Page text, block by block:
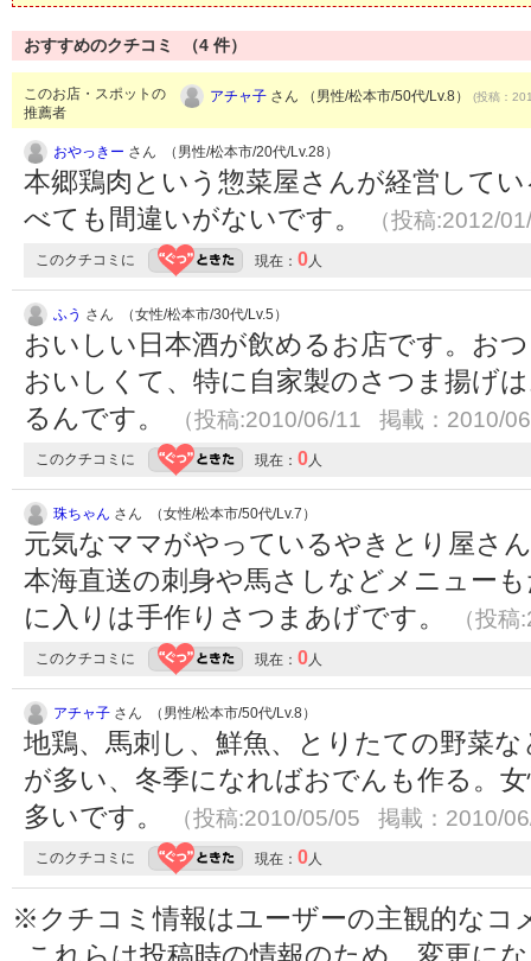
おすすめのクチコミ （4 件）
このお店・スポットの
推薦者
アチャ子 さん （男性/松本市/50代/Lv.8） (投稿：
おやっきー さん （男性/松本市/20代/Lv.28）
本郷鶏肉という惣菜屋さんが経営して
べても間違いがないです。
（投稿:2012/
このクチコミに 現在： 0人
ふう さん （女性/松本市/30代/Lv.5）
おいしい日本酒が飲めるお店です。お
おいしくて、特に自家製のさつま揚げ
るんです。
（投稿:2010/06/11 掲載：2010/
このクチコミに 現在： 0人
珠ちゃん さん （女性/松本市/50代/Lv.7）
元気なママがやっているやきとり屋さ
本海直送の刺身や馬さしなどメニュー
に入りは手作りさつまあげです。
（投
このクチコミに 現在： 0人
アチャ子 さん （男性/松本市/50代/Lv.8）
地鶏、馬刺し、鮮魚、とりたての野菜
が多い、冬季になればおでんも作る。
多いです。
（投稿:2010/05/05 掲載：2010/
このクチコミに 現在： 0人
※クチコミ情報はユーザーの主観的なコ